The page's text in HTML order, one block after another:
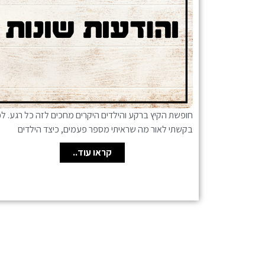
חופשת הקיץ ברקע והילדים היקרים מחכים לזה כל רגע.
בקשתי לאור מה שראיתי מספר פעמים, כיצד הילדים
קראו עוד..